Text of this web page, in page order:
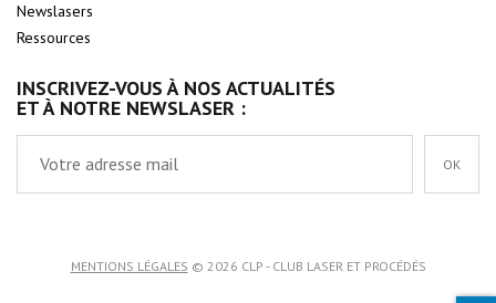
Newslasers
Ressources
INSCRIVEZ-VOUS À NOS ACTUALITÉS
ET À NOTRE NEWSLASER :
OK
MENTIONS LÉGALES © 2026 CLP - CLUB LASER ET PROCÉDÉS